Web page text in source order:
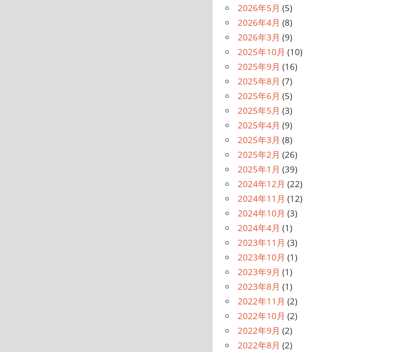
2026年5月 (5)
2026年4月 (8)
2026年3月 (9)
2025年10月 (10)
2025年9月 (16)
2025年8月 (7)
2025年6月 (5)
2025年5月 (3)
2025年4月 (9)
2025年3月 (8)
2025年2月 (26)
2025年1月 (39)
2024年12月 (22)
2024年11月 (12)
2024年10月 (3)
2024年4月 (1)
2023年11月 (3)
2023年10月 (1)
2023年9月 (1)
2023年8月 (1)
2022年11月 (2)
2022年10月 (2)
2022年9月 (2)
2022年8月 (2)